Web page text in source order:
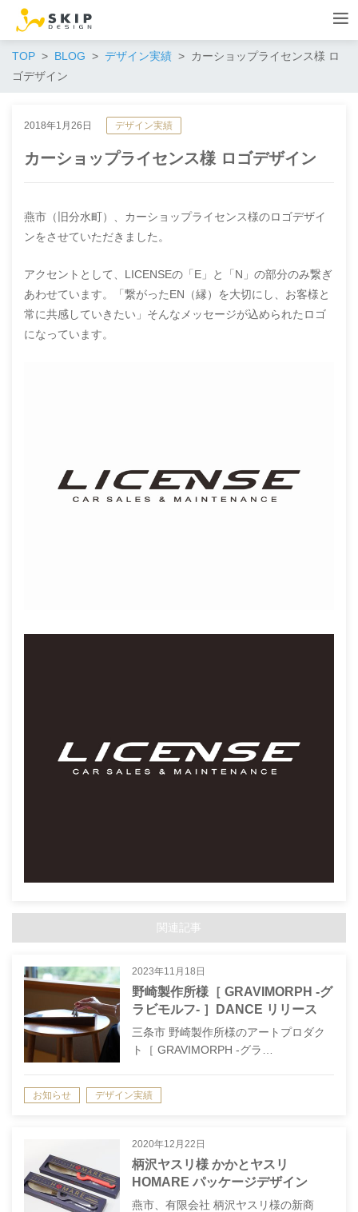
TOP BLOG デザイン実績
カーショップライセンス様 ロ
ゴデザイン
2018年1月26日 デザイン実績
カーショップライセンス様 ロゴデザイン
燕市（旧分水町）、カーショップライセンス様のロゴデザイ
ンをさせていただきました。
アクセントとして、LICENSEの「E」と「N」の部分のみ繋ぎ
あわせています。「繋がったEN（縁）を大切にし、お客様と
常に共感していきたい」そんなメッセージが込められたロゴ
になっています。
関連記事
2023年11月18日
野崎製作所様［ GRAVIMORPH -グ
ラビモルフ- ］DANCE リリース
三条市 野崎製作所様のアートプロダク
ト［ GRAVIMORPH -グラ…
お知らせ デザイン実績
2020年12月22日
柄沢ヤスリ様 かかとヤスリ
HOMARE パッケージデザイン
燕市、有限会社 柄沢ヤスリ様の新商